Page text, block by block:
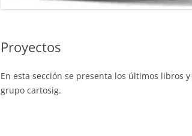
Proyectos
En esta sección se presenta los últimos libros
grupo cartosig.